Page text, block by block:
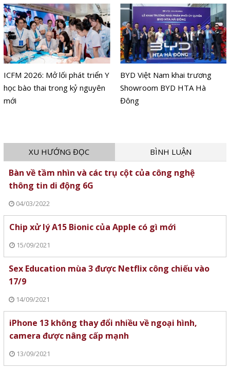
ICFM 2026: Mở lối phát triển Y
học bào thai trong kỷ nguyên
mới
BYD Việt Nam khai trương
Showroom BYD HTA Hà
Đông
XU HƯỚNG ĐỌC BÌNH LUẬN
Bàn về tầm nhìn và các trụ cột của công nghệ
thông tin di động 6G
04/03/2022
Chip xử lý A15 Bionic của Apple có gì mới
15/09/2021
Sex Education mùa 3 được Netflix công chiếu vào
17/9
14/09/2021
iPhone 13 không thay đổi nhiều về ngoại hình,
camera được nâng cấp mạnh
13/09/2021